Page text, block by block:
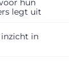
hun
legt uit
in